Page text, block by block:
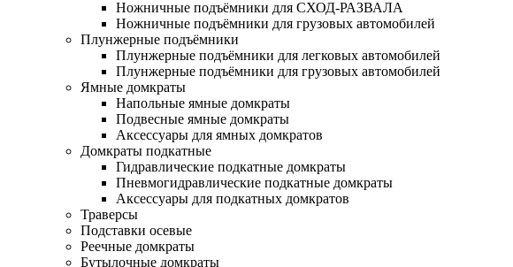
Ножничные подъёмники для СХОД-РАЗВАЛА
Ножничные подъёмники для грузовых автомобилей
Плунжерные подъёмники
Плунжерные подъёмники для легковых автомобилей
Плунжерные подъёмники для грузовых автомобилей
Ямные домкраты
Напольные ямные домкраты
Подвесные ямные домкраты
Аксессуары для ямных домкратов
Домкраты подкатные
Гидравлические подкатные домкраты
Пневмогидравлические подкатные домкраты
Аксессуары для подкатных домкратов
Траверсы
Подставки осевые
Реечные домкраты
Бутылочные домкраты